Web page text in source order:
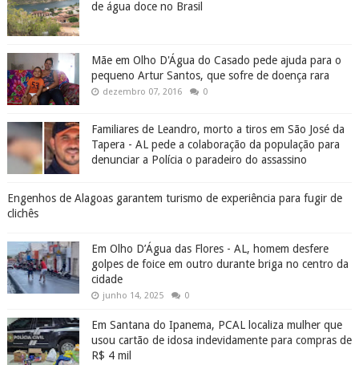
de água doce no Brasil
Mãe em Olho D'Água do Casado pede ajuda para o
pequeno Artur Santos, que sofre de doença rara
dezembro 07, 2016 0
Familiares de Leandro, morto a tiros em São José da
Tapera - AL pede a colaboração da população para
denunciar a Polícia o paradeiro do assassino
Engenhos de Alagoas garantem turismo de experiência para fugir de
clichês
Em Olho D’Água das Flores - AL, homem desfere
golpes de foice em outro durante briga no centro da
cidade
junho 14, 2025 0
Em Santana do Ipanema, PCAL localiza mulher que
usou cartão de idosa indevidamente para compras de
R$ 4 mil